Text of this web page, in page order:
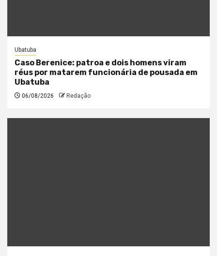
Ubatuba
Caso Berenice: patroa e dois homens viram
réus por matarem funcionária de pousada em
Ubatuba
06/08/2026 Redação